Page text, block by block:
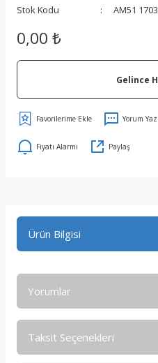
Stok Kodu
AM51
0,00 ₺
Gelince
Yorum Yaz
Fiyatı Alarmı Paylaş
Ürün Bilgisi
Yorumlar
Taksit Seçenekleri